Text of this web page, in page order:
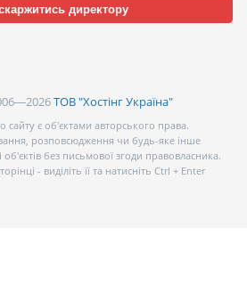
директору
ТОВ "Хостінг Україна"
сайту є об’єктами авторського права.
розповсюдження чи будь-яке інше
без письмової згоди правовласника.
- виділіть її та натисніть Ctrl + Enter